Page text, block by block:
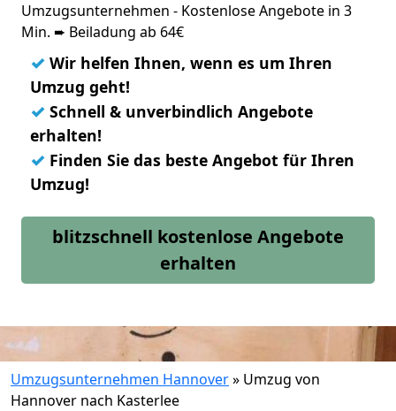
Umzugsunternehmen - Kostenlose Angebote in 3
Min. ➨ Beiladung ab 64€
✓ Wir helfen Ihnen, wenn es um Ihren
Umzug geht!
✓ Schnell & unverbindlich Angebote
erhalten!
✓ Finden Sie das beste Angebot für Ihren
Umzug!
blitzschnell kostenlose Angebote
erhalten
Umzugsunternehmen Hannover» Umzug von
Hannover nach Kasterlee